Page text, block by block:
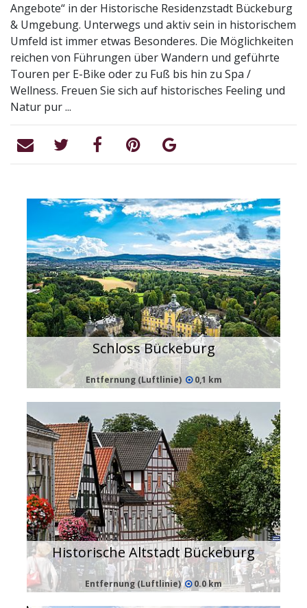
Angebote“ in der Historische Residenzstadt Bückeburg
& Umgebung. Unterwegs und aktiv sein in historischem
Umfeld ist immer etwas Besonderes. Die Möglichkeiten
reichen von Führungen über Wandern und geführte
Touren per E-Bike oder zu Fuß bis hin zu Spa /
Wellness. Freuen Sie sich auf historisches Feeling und
Natur pur ...
Schloss Bückeburg
Entfernung (Luftlinie) 0,1 km
Historische Altstadt Bückeburg
Entfernung (Luftlinie) 0.0 km